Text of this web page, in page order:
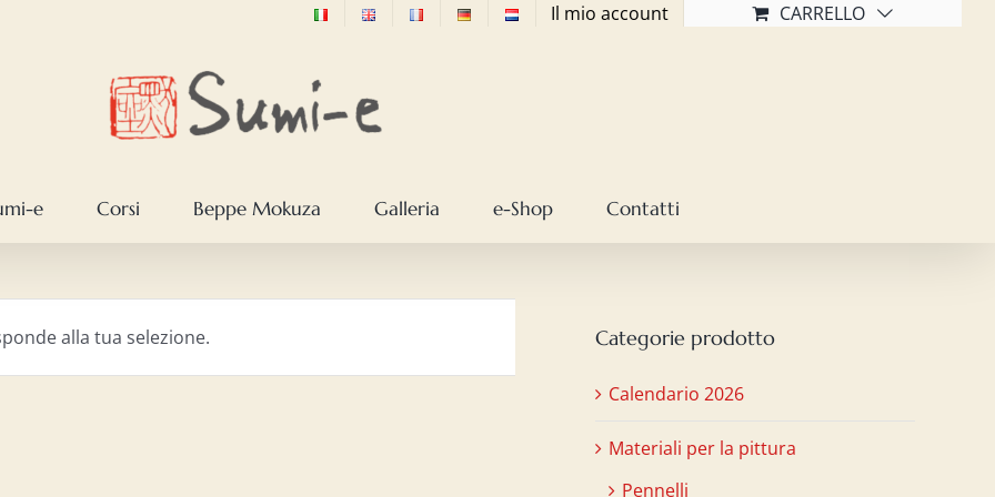
Il mio account CARRELLO
e Corsi Beppe Mokuza Galleria e-Shop Contatti
alla tua selezione. Categorie prodotto
Calendario 2026
Materiali per la pittura
Pennelli